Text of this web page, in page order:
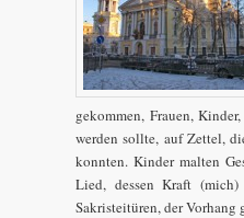
gekommen, Frauen,
werden sollte, auf Zettel,
konnten. Kinder malten
Lied, dessen Kraft (mich)
Sakristeitüren, der